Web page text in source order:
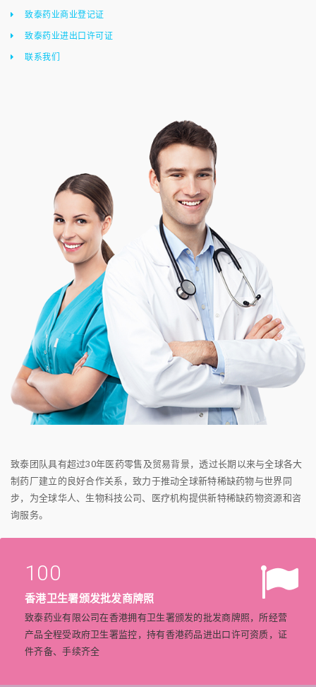
致泰药业商业登记证
致泰药业进出口许可证
联系我们
致泰团队具有超过30年医药零售及贸易背景，透过长期以来与全球各大
制药厂建立的良好合作关系，致力于推动全球新特稀缺药物与世界同
步，为全球华人、生物科技公司、医疗机构提供新特稀缺药物资源和咨
询服务。
100
香港卫生署颁发批发商牌照
致泰药业有限公司在香港拥有卫生署颁发的批发商牌照，所经营
产品全程受政府卫生署监控，持有香港药品进出口许可资质，证
件齐备、手续齐全